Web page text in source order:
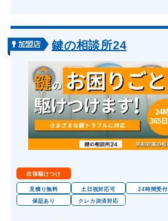
鍵の相談所24
出張駆けつけ
見積り無料 土日祝対応可 24時間受付
保証あり
クレカ決済対応